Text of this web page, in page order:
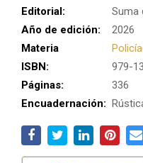
Editorial:
Suma
Año de edición:
2026
Materia
ISBN:
979-
Páginas:
336
Encuadernación: